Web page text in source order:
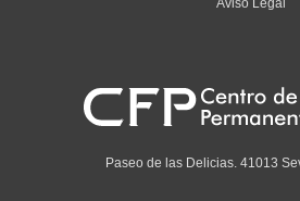
Paseo de las Delicias. 41013